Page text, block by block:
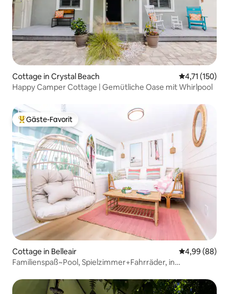
Cottage in Crystal Beach
4,71 (150)
Happy Camper Cottage | Gemütliche Oase mit Whirlpool
Beliebter Gäste-Favorit.
Gäste-Favorit
Cottage in Belleair
4,99 (88)
Familienspaß~Pool, Spielzimmer+Fahrräder, in